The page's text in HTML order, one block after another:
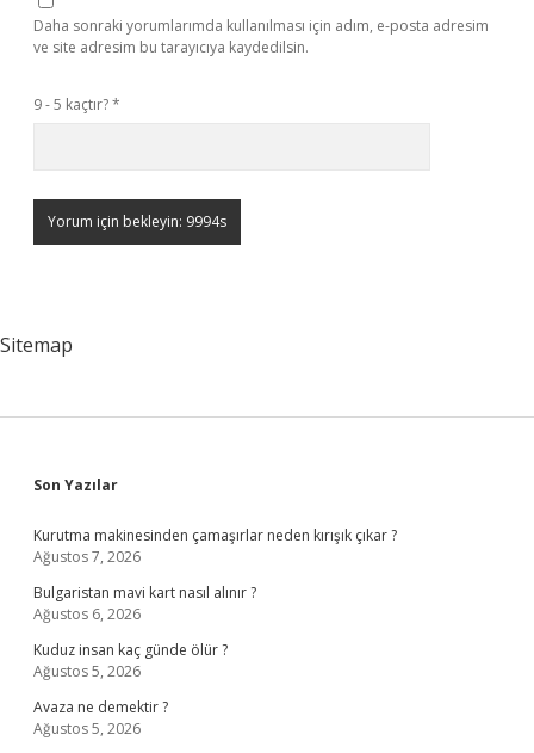
Daha sonraki yorumlarımda kullanılması için adım, e-posta adresim
ve site adresim bu tarayıcıya kaydedilsin.
9 - 5 kaçtır?*
Sitemap
Sidebar
Son Yazılar
Kurutma makinesinden çamaşırlar neden kırışık çıkar ?
Ağustos 7, 2026
Bulgaristan mavi kart nasıl alınır ?
Ağustos 6, 2026
Kuduz insan kaç günde ölür ?
Ağustos 5, 2026
Avaza ne demektir ?
Ağustos 5, 2026